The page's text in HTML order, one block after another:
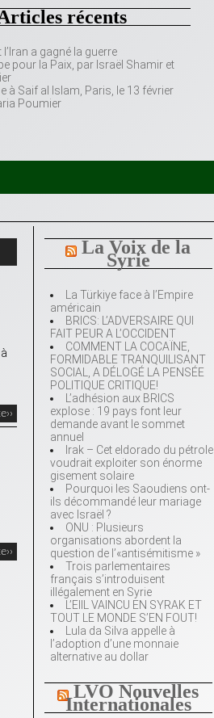
récents
a gagné la guerre
pour la Paix, par Israël Shamir et
à Saif al Islam, Paris, le 13 février
Poumier
La Voix de la
Syrie
La Türkiye face à l’Empire
américain
BRICS: L’ADVERSAIRE QUI
FAIT PEUR A L’OCCIDENT
COMMENT LA COCAÏNE,
FORMIDABLE TRANQUILISANT
SOCIAL, A DÉLOGÉ LA PENSÉE
POLITIQUE CRITIQUE!
L’adhésion aux BRICS
explose : 19 pays font leur
demande avant le sommet
annuel
Irak – Cet eldorado du pétrole
voudrait exploiter son énorme
gisement solaire
Pourquoi les Saoudiens ont-
ils décommandé leur mariage
avec Israël ?
ONU : Plusieurs
organisations abordent la
question de l’«antisémitisme »
Trois parlementaires
français s’introduisent
illégalement en Syrie
L’EIIL VAINCU EN SYRAK ET
TOUT LE MONDE S’EN FOUT!
Lula da Silva appelle à
l’adoption d’une monnaie
alternative au dollar
LVO Nouvelles
Internationales